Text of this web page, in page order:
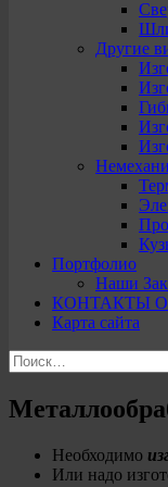
Другие
Портфолио
Наши
КОНТАКТЫ
Карта сайта
Найти:
Необходимо
Или надо